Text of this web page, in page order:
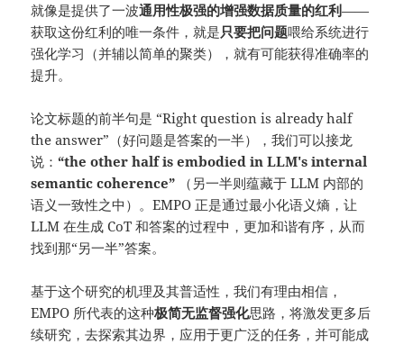
就像是提供了一波通用性极强的增强数据质量的红利——
获取这份红利的唯一条件，就是只要把问题喂给系统进行
强化学习（并辅以简单的聚类），就有可能获得准确率的
提升。
论文标题的前半句是 “Right question is already half
the answer”（好问题是答案的一半），我们可以接龙
说：“the other half is embodied in LLM's internal
semantic coherence” （另一半则蕴藏于 LLM 内部的
语义一致性之中）。EMPO 正是通过最小化语义熵，让
LLM 在生成 CoT 和答案的过程中，更加和谐有序，从而
找到那“另一半”答案。
基于这个研究的机理及其普适性，我们有理由相信，
EMPO 所代表的这种极简无监督强化思路，将激发更多后
续研究，去探索其边界，应用于更广泛的任务，并可能成